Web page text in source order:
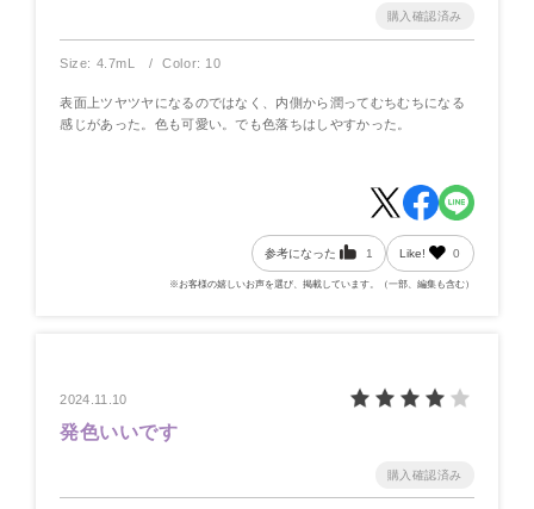
Size: 4.7mL Color: 10
表面上ツヤツヤになるのではなく、内側から潤ってむちむちになる
感じがあった。色も可愛い。でも色落ちはしやすかった。
参考になった 1 Like! 0
※お客様の嬉しいお声を選び、掲載しています。（一部、編集も含む）
2024.11.10
発色いいです